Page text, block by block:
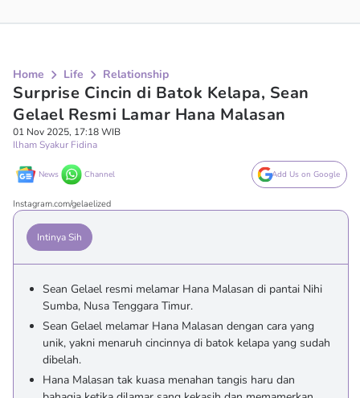
Home Life Relationship
Surprise Cincin di Batok Kelapa, Sean
Gelael Resmi Lamar Hana Malasan
01 Nov 2025, 17:18 WIB
Ilham Syakur Fidina
News Channel Add Us on Google
Instagram.com/gelaelized
Intinya Sih
Sean Gelael resmi melamar Hana Malasan di pantai Nihi
Sumba, Nusa Tenggara Timur.
Sean Gelael melamar Hana Malasan dengan cara yang
unik, yakni menaruh cincinnya di batok kelapa yang sudah
dibelah.
Hana Malasan tak kuasa menahan tangis haru dan